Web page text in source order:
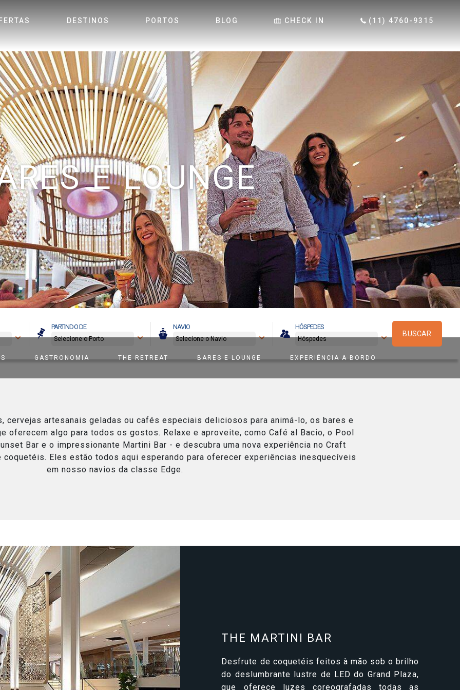
DESTINOS PORTOS BLOG CHECK IN (11) 4760-9315
E LOUNGE
PARTINDO DE NAVIO HÓSPEDES
BUSCAR
BARES E LOUNGE EXPERIÊNCIA A BORDO
GASTRONOMIA THE RETREAT
cervejas artesanais geladas ou cafés especiais deliciosos para animá-lo, os bares e
oferecem algo para todos os gostos. Relaxe e aproveite, como Café al Bacio, o Pool
Bar e o impressionante Martini Bar - e descubra uma nova experiência no Craft
coquetéis. Eles estão todos aqui esperando para oferecer experiências inesquecíveis
em nosso navios da classe Edge.
THE MARTINI BAR
Desfrute de coquetéis feitos à mão sob o brilho
do deslumbrante lustre de LED do Grand Plaza,
que oferece luzes coreografadas todas as